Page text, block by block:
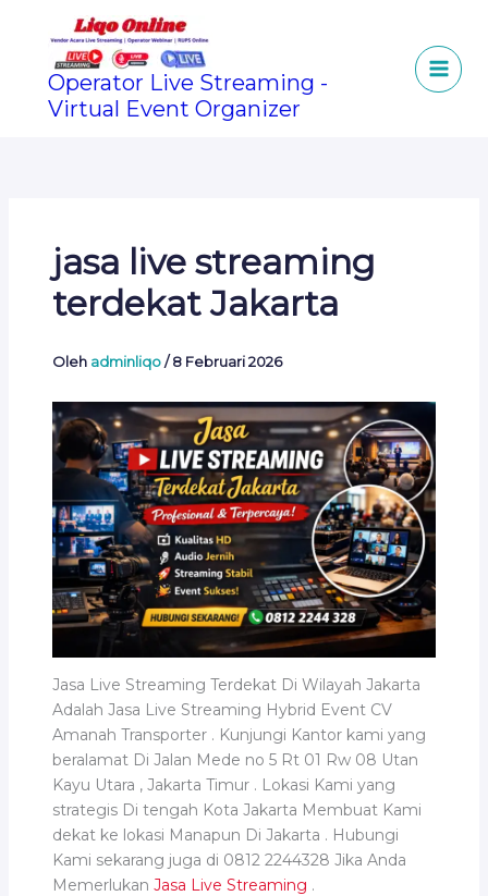
Operator Live Streaming -
Virtual Event Organizer
jasa live streaming
terdekat Jakarta
Oleh adminliqo/8 Februari 2026
Jasa Live Streaming Terdekat Di Wilayah Jakarta
Adalah Jasa Live Streaming Hybrid Event CV
Amanah Transporter . Kunjungi Kantor kami yang
beralamat Di Jalan Mede no 5 Rt 01 Rw 08 Utan
Kayu Utara , Jakarta Timur . Lokasi Kami yang
strategis Di tengah Kota Jakarta Membuat Kami
dekat ke lokasi Manapun Di Jakarta . Hubungi
Kami sekarang juga di 0812 2244328 Jika Anda
Memerlukan Jasa Live Streaming .